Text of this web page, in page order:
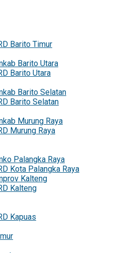
Barito Timur
Barito Utara
Barito Utara
Barito Selatan
Barito Selatan
Murung Raya
Murung Raya
Palangka Raya
Kota Palangka Raya
Kalteng
Kalteng
Kapuas